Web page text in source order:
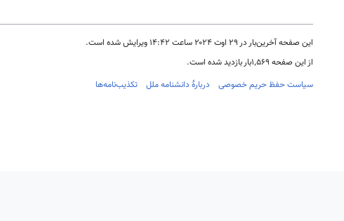
این صفحه آخرین‌بار در ‏۲۹ اوت ۲۰۲۴ ساعت ‏۱۴:۴۲ ویرایش شده است.
از این صفحه ۱٬۵۶۹بار بازدید شده است.
سیاست حفظ حریم خصوصی
دربارهٔ دانشنامه ملل تکذیب‌نامه‌ها